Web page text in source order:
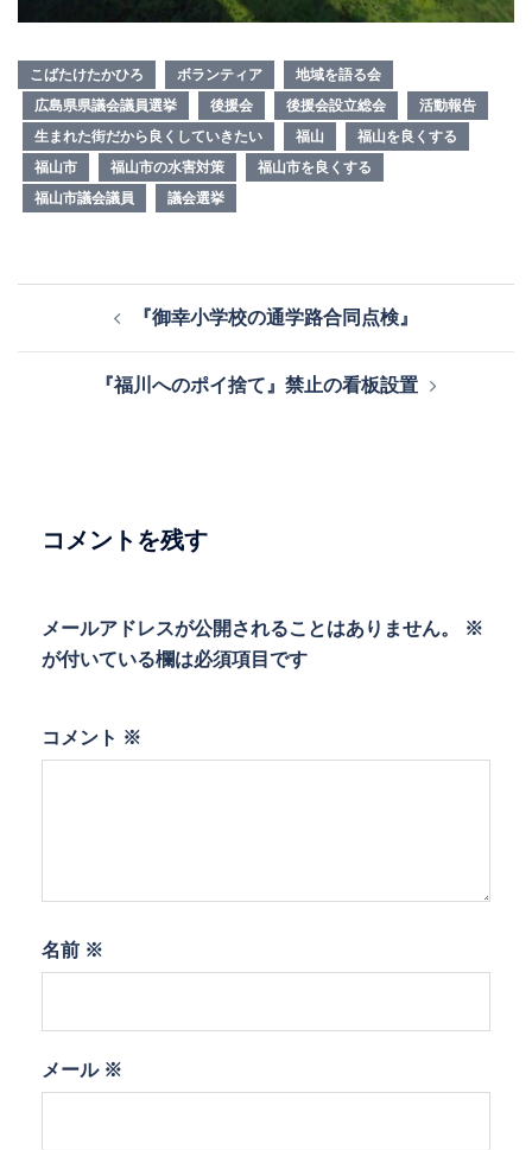
こばたけたかひろ ボランティア
地域を語る会
広島県県議会議員選挙
後援会 後援会設立総会
活動報告
生まれた街だから良くしていきたい
福山
福山を良くする
福山市
福山市の水害対策
福山市を良くする
福山市議会議員
議会選挙
ョ
『御幸小学校の通学路合同点検』
『福川へのポイ捨て』禁止の看板設置
コメントを残す
メールアドレスが公開されることはありません。
※
が付いている欄は必須項目です
コメント ※
名前 ※
メール ※